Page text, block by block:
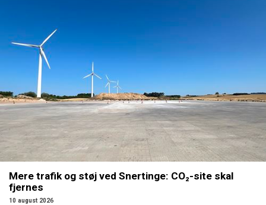
Mere trafik og støj ved Snertinge: CO₂-site skal
fjernes
10 august 2026